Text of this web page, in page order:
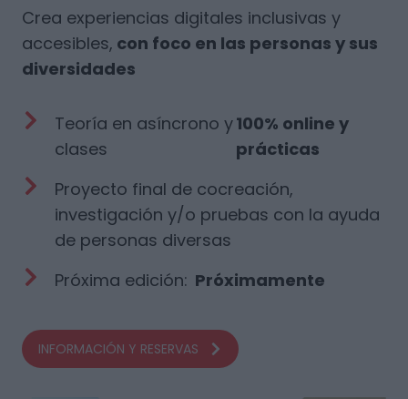
Crea experiencias digitales inclusivas y
accesibles, con foco en las personas y sus
diversidades
Teoría en asíncrono y
clases
100% online y
prácticas
Proyecto final de cocreación,
investigación y/o pruebas con la ayuda
de personas diversas
Próxima edición: Próximamente
INFORMACIÓN Y RESERVAS